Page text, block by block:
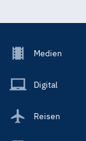
Footer
Main
Medien
Digital
Reisen